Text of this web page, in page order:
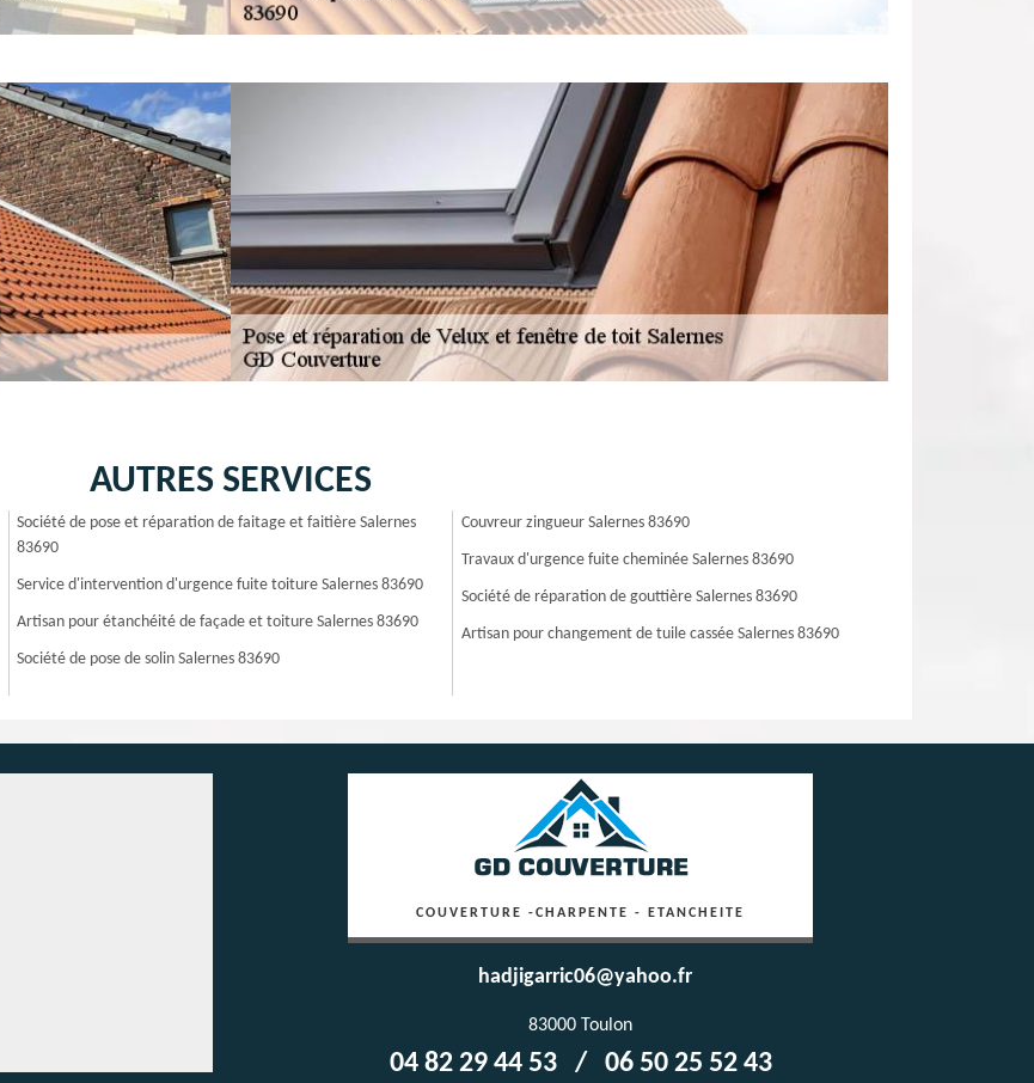
AUTRES SERVICES
Société de pose et réparation de faitage et faitière Salernes
83690
Service d'intervention d'urgence fuite toiture Salernes 83690
Artisan pour étanchéité de façade et toiture Salernes 83690
Société de pose de solin Salernes 83690
Couvreur zingueur Salernes 83690
Travaux d'urgence fuite cheminée Salernes 83690
Société de réparation de gouttière Salernes 83690
Artisan pour changement de tuile cassée Salernes 83690
COUVERTURE -CHARPENTE - ETANCHEITE
hadjigarric06@yahoo.fr
83000 Toulon
04 82 29 44 53 / 06 50 25 52 43